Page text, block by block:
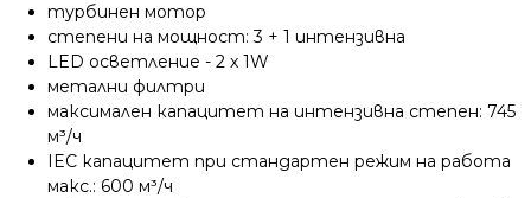
турбинен мотор
степени на мощност: 3 + 1 интензивна
LED осветление - 2 x 1W
метални филтри
максимален капацитет на интензивна степен: 745
м³/ч
IEC капацитет при стандартен режим на работа
макс.: 600 м³/ч